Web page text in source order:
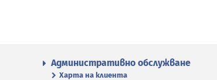
Административно обслужване
Харта на клиента